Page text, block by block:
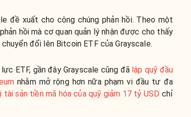
đề xuất cho công chúng phản hồi. Theo một
hồi mà cơ quan quản lý nhận được cho thấy
đổi lên Bitcoin ETF của Grayscale.
ETF, gần đây Grayscale cũng đãlập quỹ đầu
nhằm mở rộng hơn nữa phạm vi đầu tư đa
tài sản tiền mã hóa của quỹ giảm 17 tỷ USD chỉ